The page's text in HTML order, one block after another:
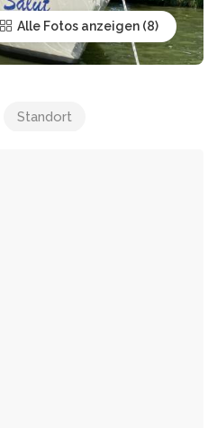
Alle Fotos anzeigen
Standort